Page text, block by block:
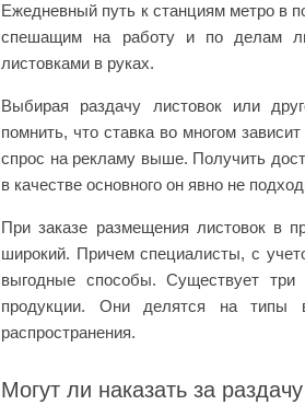
Ежедневный путь к станциям метро в
спешащим на работу и по делам
листовками в руках.
Выбирая раздачу листовок или
помнить, что ставка во многом
спрос на рекламу выше. Получить
в качестве основного он явно не
При заказе размещения листовок в
широкий. Причем специалисты, с
выгодные способы. Существует три
продукции. Они делятся на типы
распространения.
Могут ли наказать за